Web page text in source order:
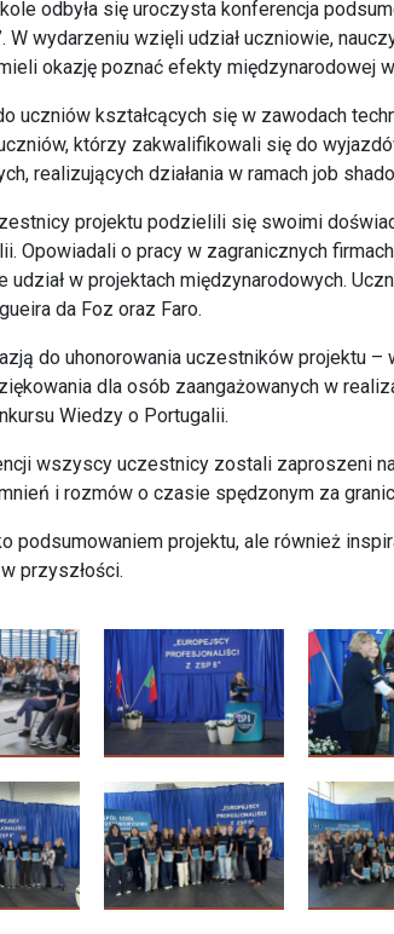
odbyła się uroczysta konferencja
W wydarzeniu wzięli udział uczniowie,
okazję poznać efekty międzynarodowej
uczniów kształcących się w zawodach
którzy zakwalifikowali się do
realizujących działania w ramach job
projektu podzielili się swoimi
Opowiadali o pracy w zagranicznych
udział w projektach międzynarodowych.
da Foz oraz Faro.
do uhonorowania uczestników projektu
dla osób zaangażowanych w
Wiedzy o Portugalii.
wszyscy uczestnicy zostali zaproszeni
i rozmów o czasie spędzonym za
podsumowaniem projektu, ale również
przyszłości.